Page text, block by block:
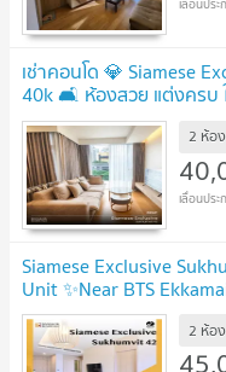
เช่าคอนโด 💎 Siamese
40k 🛋️ ห้องสวย แต่งครบ
2 ห้อ
Siamese Exclusive
Unit ✨Near BTS
2 ห้อ